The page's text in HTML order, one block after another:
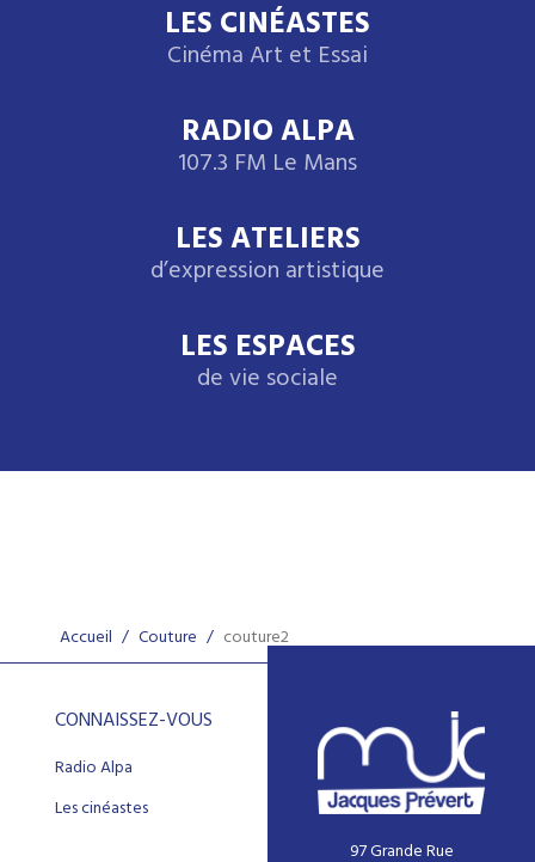
LES CINÉASTES
Cinéma Art et Essai
RADIO ALPA
107.3 FM Le Mans
LES ATELIERS
d’expression artistique
LES ESPACES
de vie sociale
Accueil / Couture / couture2
CONNAISSEZ-VOUS
Radio Alpa
Les cinéastes
97 Grande Rue